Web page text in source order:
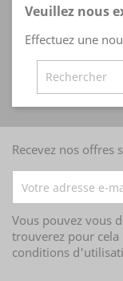
Veuillez nous
Effectuez une
Recevez nos offres
Vous pouvez vous
trouverez pour
conditions